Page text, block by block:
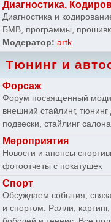
Диагностика,
Диагностика и
БМВ, программы,
Модератор: artk
Тюнинг и
Форсаж
Форум посвященный
внешний стайлинг, тюнинг
подвески, стайлинг
Мероприятия
Новости и анонсы
фотоотчеты с покатушек
Спорт
Обсуждаем события,
и спортом. Ралли,